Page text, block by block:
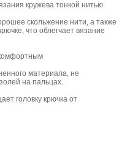
кружева тонкой нитью.
скольжение нити, а также
что облегчает вязание
материала, не
на пальцах.
головку крючка от